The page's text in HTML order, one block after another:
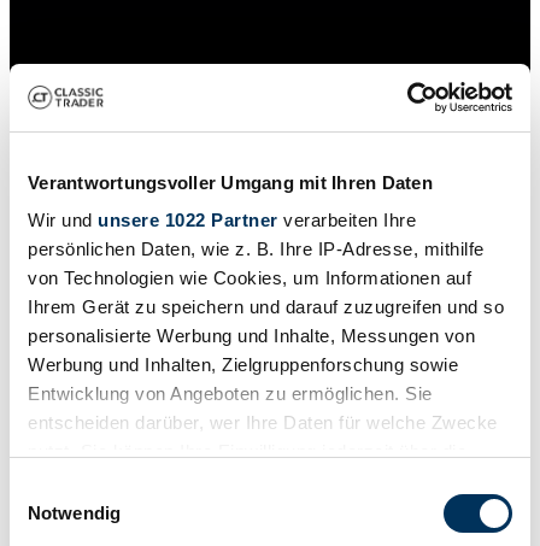
Verantwortungsvoller Umgang mit Ihren Daten
Wir und unsere 1022 Partner verarbeiten Ihre
persönlichen Daten, wie z. B. Ihre IP-Adresse, mithilfe
von Technologien wie Cookies, um Informationen auf
Ihrem Gerät zu speichern und darauf zuzugreifen und so
personalisierte Werbung und Inhalte, Messungen von
Werbung und Inhalten, Zielgruppenforschung sowie
Entwicklung von Angeboten zu ermöglichen. Sie
entscheiden darüber, wer Ihre Daten für welche Zwecke
Trigger Symbol ändern oder widerrufen
Notwendig
Händler
Abgelaufenes Inserat